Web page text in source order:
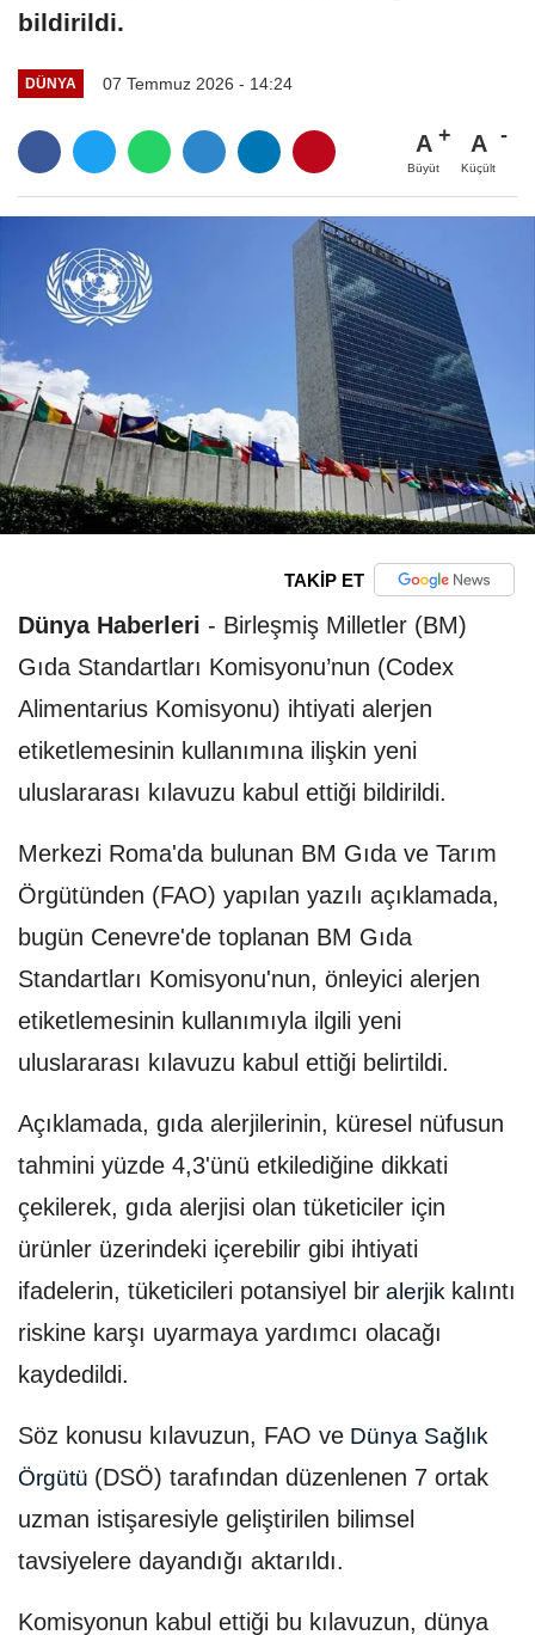
bildirildi.
DÜNYA 07 Temmuz 2026 - 14:24
A
Büyüt
A
Küçült
TAKİP ET
Dünya Haberleri - Birleşmiş Milletler (BM)
Gıda Standartları Komisyonu’nun (Codex
Alimentarius Komisyonu) ihtiyati alerjen
etiketlemesinin kullanımına ilişkin yeni
uluslararası kılavuzu kabul ettiği bildirildi.
Merkezi Roma'da bulunan BM Gıda ve Tarım
Örgütünden (FAO) yapılan yazılı açıklamada,
bugün Cenevre'de toplanan BM Gıda
Standartları Komisyonu'nun, önleyici alerjen
etiketlemesinin kullanımıyla ilgili yeni
uluslararası kılavuzu kabul ettiği belirtildi.
Açıklamada, gıda alerjilerinin, küresel nüfusun
tahmini yüzde 4,3'ünü etkilediğine dikkati
çekilerek, gıda alerjisi olan tüketiciler için
ürünler üzerindeki içerebilir gibi ihtiyati
ifadelerin, tüketicileri potansiyel bir alerjik kalıntı
riskine karşı uyarmaya yardımcı olacağı
kaydedildi.
Söz konusu kılavuzun, FAO ve Dünya Sağlık
Örgütü (DSÖ) tarafından düzenlenen 7 ortak
uzman istişaresiyle geliştirilen bilimsel
tavsiyelere dayandığı aktarıldı.
Komisyonun kabul ettiği bu kılavuzun, dünya